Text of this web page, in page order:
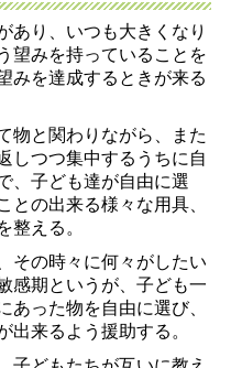
あり、いつも大きくなり
望みを持っていることを
みを達成するときが来る
物と関わりながら、また
しつつ集中するうちに自
、子ども達が自由に選
との出来る様々な用具、
整える。
その時々に何々がしたい
感期というが、子ども一
あった物を自由に選び、
出来るよう援助する。